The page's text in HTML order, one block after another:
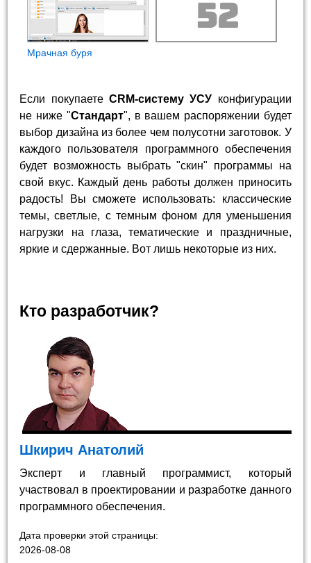
Мрачная буря
Если покупаете CRM-систему УСУ конфигурации
не ниже "Стандарт", в вашем распоряжении будет
выбор дизайна из более чем полусотни заготовок. У
каждого пользователя программного обеспечения
будет возможность выбрать "скин" программы на
свой вкус. Каждый день работы должен приносить
радость! Вы сможете использовать: классические
темы, светлые, с темным фоном для уменьшения
нагрузки на глаза, тематические и праздничные,
яркие и сдержанные. Вот лишь некоторые из них.
Кто разработчик?
Шкирич Анатолий
Эксперт и главный программист, который
участвовал в проектировании и разработке данного
программного обеспечения.
Дата проверки этой страницы:
2026-08-08